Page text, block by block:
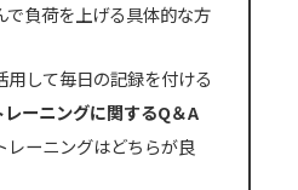
で負荷を上げる具体的な方
用して毎日の記録を付ける
ーニングに関するQ＆A
レーニングはどちらが良